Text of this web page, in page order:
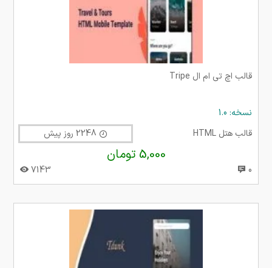
قالب اچ تی ام ال Tripe
نسخه: 1.0
قالب هتل HTML
5,000 تومان
0
7143